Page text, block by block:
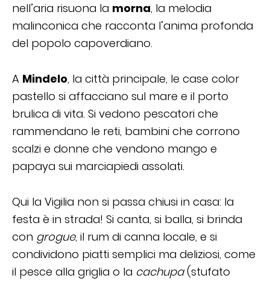
nell’aria risuona la morna, la melodia
malinconica che racconta l’anima profonda
del popolo capoverdiano.
A Mindelo, la città principale, le case color
pastello si affacciano sul mare e il porto
brulica di vita. Si vedono pescatori che
rammendano le reti, bambini che corrono
scalzi e donne che vendono mango e
papaya sui marciapiedi assolati.
Qui la Vigilia non si passa chiusi in casa: la
festa è in strada! Si canta, si balla, si brinda
con grogue, il rum di canna locale, e si
condividono piatti semplici ma deliziosi, come
il pesce alla griglia o la cachupa(stufato